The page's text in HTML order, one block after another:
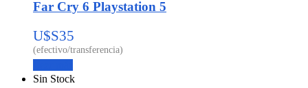
Far Cry 6 Playstation 5
U$S35
Sin Stock